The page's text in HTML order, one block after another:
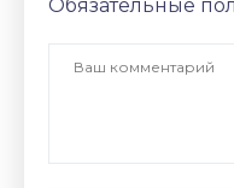
Обязательные